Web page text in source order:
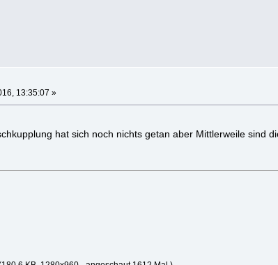
13:35:07 »
hat sich noch nichts getan aber Mittlerweile sind